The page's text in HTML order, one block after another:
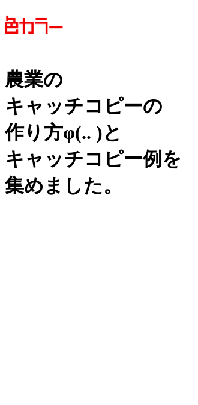
農業の
キャッチコピーの
作り方φ(.. )と
キャッチコピー例を
集めました。